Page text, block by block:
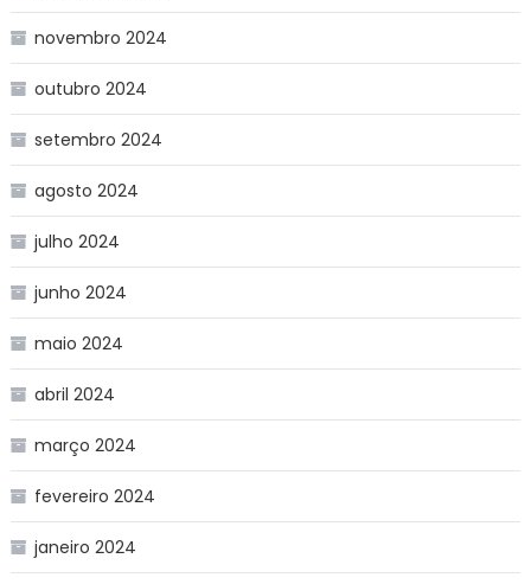
novembro 2024
outubro 2024
setembro 2024
agosto 2024
julho 2024
junho 2024
maio 2024
abril 2024
março 2024
fevereiro 2024
janeiro 2024